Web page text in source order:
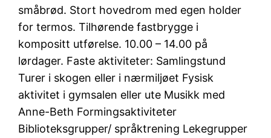
småbrød. Stort hovedrom med egen holder
for termos. Tilhørende fastbrygge i
kompositt utførelse. 10.00 – 14.00 på
lørdager. Faste aktiviteter: Samlingstund
Turer i skogen eller i nærmiljøet Fysisk
aktivitet i gymsalen eller ute Musikk med
Anne-Beth Formingsaktiviteter
Biblioteksgrupper/ språktrening Lekegrupper